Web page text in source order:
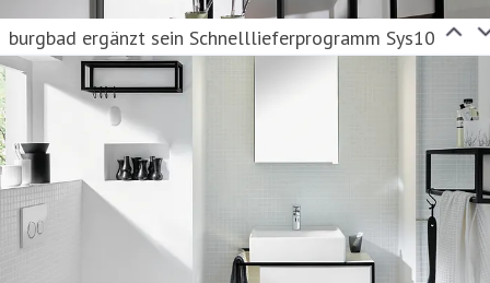
burgbad ergänzt sein Schnelllieferprogramm Sys10